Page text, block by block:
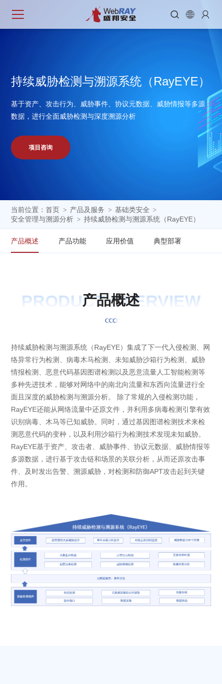
  
持续威胁检测与溯源系统 （RayEYE）
基于资产、攻击行为、威胁事件、协议元数据、威胁情报等多源
数据，进行全面威胁检测与深度溯源分析
项目咨询
当前位置：首页 > 产品及服务 > 基础类安全 >
安全管理与溯源分析 > 持续威胁检测与溯源系统（RayEYE）
产品概述 产品功能 应用价值 典型部署
PRODUCT OVERVIEW
产品概述
持续威胁检测与溯源系统（RayEYE）集成了下一代入侵检测、网
络异常行为检测、病毒木马检测、未知威胁沙箱行为检测、威胁
情报检测、恶意代码基因图谱检测以及恶意流量人工智能检测等
多种先进技术，能够对网络中的南北向流量和东西向流量进行全
面且深度的威胁检测与溯源分析。 除了常规的入侵检测功能，
RayEYE还能从网络流量中还原文件，并利用多病毒检测引擎有效
识别病毒、木马等已知威胁。同时，通过基因图谱检测技术来检
测恶意代码的变种，以及利用沙箱行为检测技术发现未知威胁。
RayEYE基于资产、攻击者、威胁事件、协议元数据、威胁情报等
多源数据，进行基于攻击链和场景的关联分析，从而还原攻击事
件、及时发出告警、溯源威胁，对检测和防御APT攻击起到关键
作用。